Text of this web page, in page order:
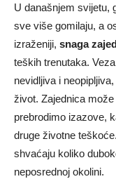
U današnjem svijetu,
sve više gomilaju, a
izraženiji, snaga
teških trenutaka.
nevidljiva i
život. Zajednica
prebrodimo izazove,
druge životne
shvaćaju koliko
neposrednoj okolini.